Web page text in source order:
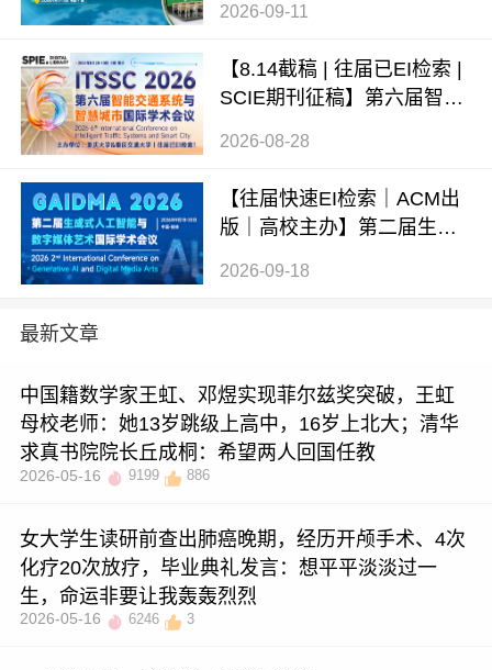
术会议 (ICMEIM 2026)
2026-09-11
【8.14截稿 | 往届已EI检索 |
SCIE期刊征稿】第六届智能
术会议（ITSSC 2026）
2026-08-28
【往届快速EI检索｜ACM出
版｜高校主办】第二届生成
术会议 (GAIDMA 2026)
2026-09-18
最新文章
中国籍数学家王虹、邓煜实现菲尔兹奖突破，王虹
母校老师：她13岁跳级上高中，16岁上北大；清华
求真书院院长丘成桐：希望两人回国任教
2026-05-16 9199 886
女大学生读研前查出肺癌晚期，经历开颅手术、4次
化疗20次放疗，毕业典礼发言：想平平淡淡过一
生，命运非要让我轰轰烈烈
2026-05-16 6246 3